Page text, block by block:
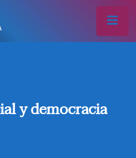
y democracia